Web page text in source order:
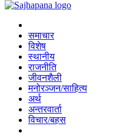
समाचार
विशेष
स्थानीय
राजनीति
जीवनशैली
मनोरञ्जन/साहित्य
अर्थ
अन्तरवार्ता
विचार/बहस